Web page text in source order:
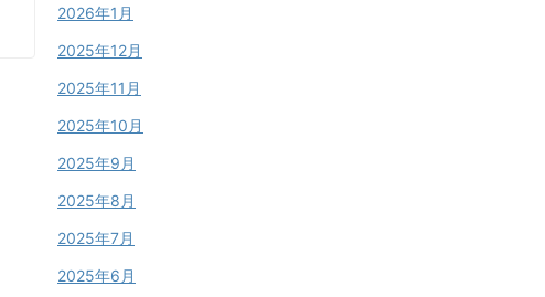
2026年1月
2025年12月
2025年11月
2025年10月
2025年9月
2025年8月
2025年7月
2025年6月